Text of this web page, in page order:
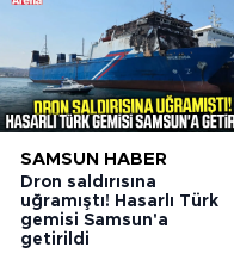
SAMSUN HABER
Dron saldırısına
uğramıştı! Hasarlı Türk
gemisi Samsun'a
getirildi